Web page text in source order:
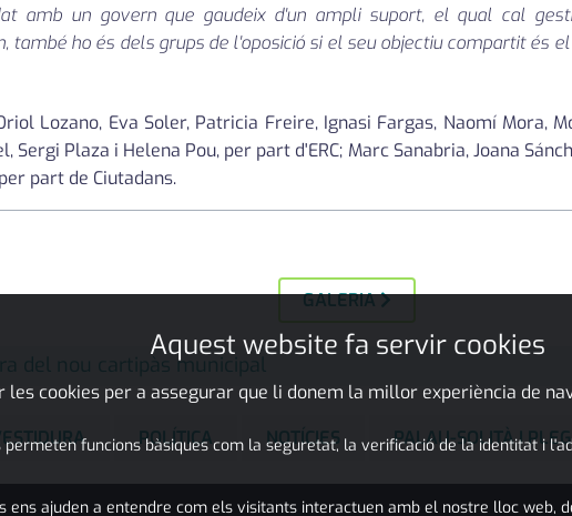
amb un govern que gaudeix d'un ampli suport, el qual cal
també ho és dels grups de l'oposició si el seu objectiu compartit és
Lozano, Eva Soler, Patricia Freire, Ignasi Fargas, Naomí Mora,
Sergi Plaza i Helena Pou, per part d'ERC; Marc Sanabria, Joana
part de Ciutadans.
GALERIA
del nou cartipàs municipal
POLÍTICA NOTÍCIES PALAU-SOLITÀ I
Aquest website fa servir cookies
les cookies per a assegurar que li donem la millor experiència de
permeten funcions bàsiques com la seguretat, la verificació de la identitat i
ens ajuden a entendre com els visitants interactuen amb el nostre lloc web,